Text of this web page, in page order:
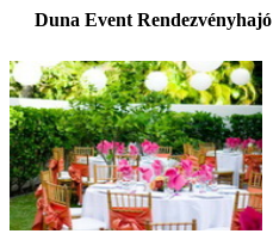
Duna Event Rendezvényhajó